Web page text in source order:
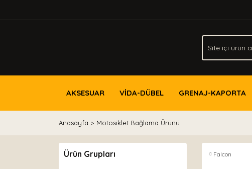
AKSESUAR VİDA-DÜBEL GRENAJ-KAPORTA
Anasayfa Motosiklet Bağlama Ürünü
Ürün Grupları Falcon